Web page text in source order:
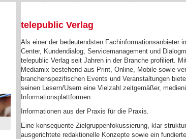
telepublic Verlag
Als einer der bedeutendsten Fachinformationsanbieter
Center, Kundendialog, Servicemanagement und
telepublic Verlag seit Jahren in der Branche profiliert.
Mediamix bestehend aus Print, Online, Mobile sowie
branchenspezifischen Events und Veranstaltungen
seinen Lesern/Usern eine Vielzahl zeitgemäßer,
Informationsplattformen.
Informationen aus der Praxis für die Praxis.
Eine konsequente Zielgruppenfokussierung, klar
ausgerichtete redaktionelle Konzepte sowie ein